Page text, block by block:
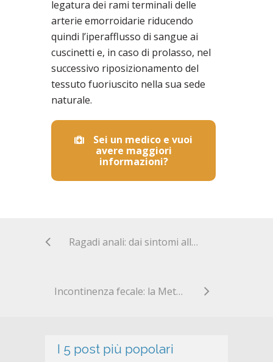
legatura dei rami terminali delle
arterie emorroidarie riducendo
quindi l’iperafflusso di sangue ai
cuscinetti e, in caso di prolasso, nel
successivo riposizionamento del
tessuto fuoriuscito nella sua sede
naturale.
Sei un medico e vuoi
avere maggiori
informazioni?
Ragadi anali: dai sintomi alla cura
Incontinenza fecale: la Metodica THD GateKeeper e la riabilitazione del pavimento pelvico.
I 5 post più popolari